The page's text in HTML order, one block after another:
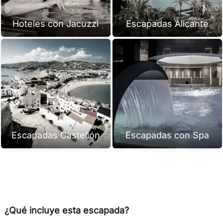
Hoteles con Jacuzzi Escapadas Alicante
Escapadas Castellón Escapadas con Spa
¿Qué incluye esta escapada?